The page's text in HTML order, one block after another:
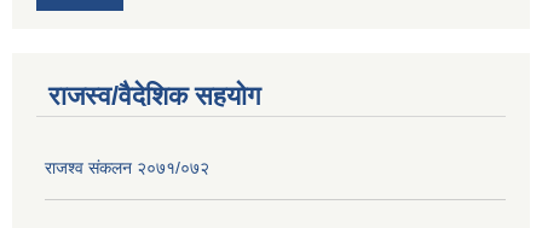
राजस्व/वैदेशिक सहयोग
राजश्व संकलन २०७१/०७२